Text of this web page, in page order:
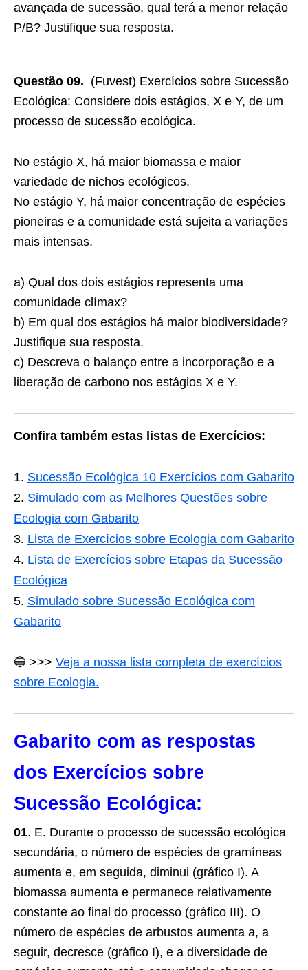
avançada de sucessão, qual terá a menor relação
P/B? Justifique sua resposta.
Questão 09. (Fuvest) Exercícios sobre Sucessão
Ecológica: Considere dois estágios, X e Y, de um
processo de sucessão ecológica.
No estágio X, há maior biomassa e maior
variedade de nichos ecológicos.
No estágio Y, há maior concentração de espécies
pioneiras e a comunidade está sujeita a variações
mais intensas.
a) Qual dos dois estágios representa uma
comunidade clímax?
b) Em qual dos estágios há maior biodiversidade?
Justifique sua resposta.
c) Descreva o balanço entre a incorporação e a
liberação de carbono nos estágios X e Y.
Confira também estas listas de Exercícios:
Sucessão Ecológica 10 Exercícios com Gabarito
Simulado com as Melhores Questões sobre
Ecologia com Gabarito
Lista de Exercícios sobre Ecologia com Gabarito
Lista de Exercícios sobre Etapas da Sucessão
Ecológica
Simulado sobre Sucessão Ecológica com
Gabarito
🔵 >>> Veja a nossa lista completa de exercícios
sobre Ecologia.
Gabarito com as respostas
dos Exercícios sobre
Sucessão Ecológica:
01. E. Durante o processo de sucessão ecológica
secundária, o número de espécies de gramíneas
aumenta e, em seguida, diminui (gráfico I). A
biomassa aumenta e permanece relativamente
constante ao final do processo (gráfico III). O
número de espécies de arbustos aumenta a, a
seguir, decresce (gráfico I), e a diversidade de